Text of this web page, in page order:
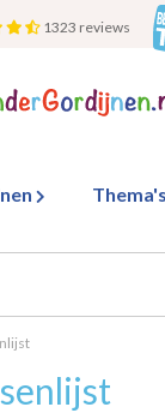
1323 reviews
Thema's